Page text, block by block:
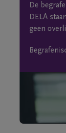
De
DELA
geen